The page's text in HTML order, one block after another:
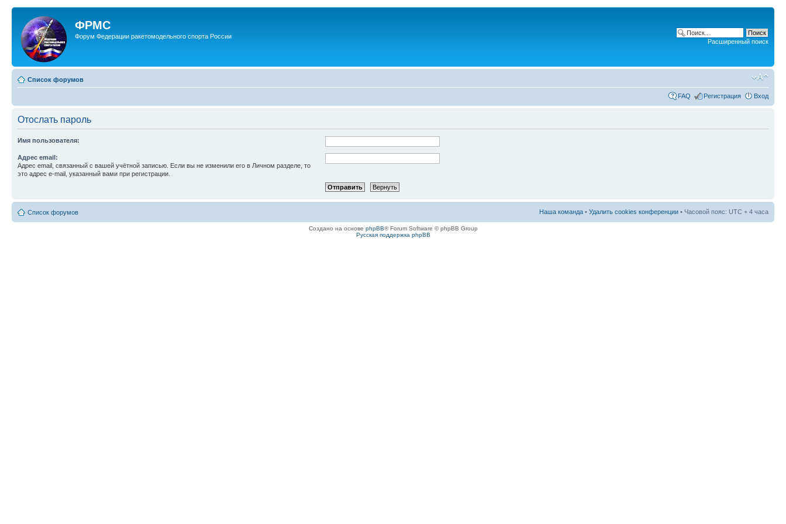
ФРМС
Форум Федерации ракетомодельного спорта России
Расширенный поиск
Список форумов
FAQ Регистрация Вход
Отослать пароль
Имя пользователя:
Адрес email:
Адрес email, связанный с вашей учётной записью. Если вы не изменили его в Личном разделе, то
это адрес e-mail, указанный вами при регистрации.
Список форумов Наша команда • Удалить cookies конференции • Часовой пояс: UTC + 4 часа
Создано на основе phpBB® Forum Software © phpBB Group
Русская поддержка phpBB